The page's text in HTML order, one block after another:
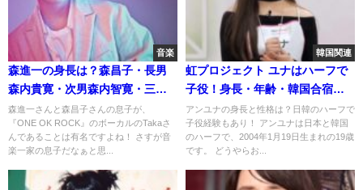
音楽
森進一の身長は？森昌子・長男
森内貴寛・次男森内智寛・三男
森内寛樹の身長比較！
森進一さんと森昌子さんの息子が、
『ONE OK ROCK』のボーカルのTakaさ
んであることは有名ですよね！ さすが音
楽一家の息子だなぁと思...
韓国関連
虹プロジェクト ユナはハーフで
子役！身長・年齢・韓国合宿の
順位は？
アンユナの身長と性格は？日韓のハーフで
子役経験もあり！ アンユナは日本と韓国
のハーフで、2004年1月19日生まれの19歳
です。 どうやらお...